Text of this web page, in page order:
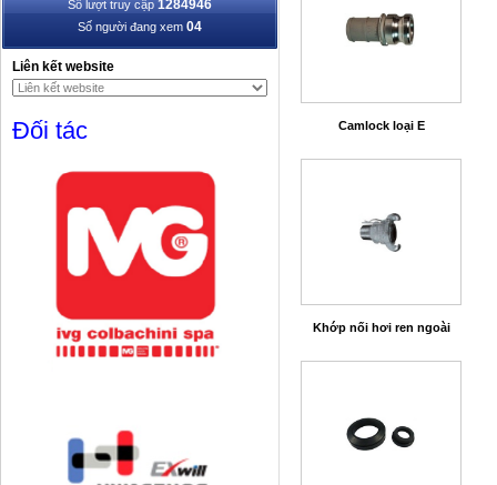
Số lượt truy cập 1284946
Số người đang xem 04
Liên kết website
Đối tác Camlock loại E
Khớp nối hơi ren ngoài